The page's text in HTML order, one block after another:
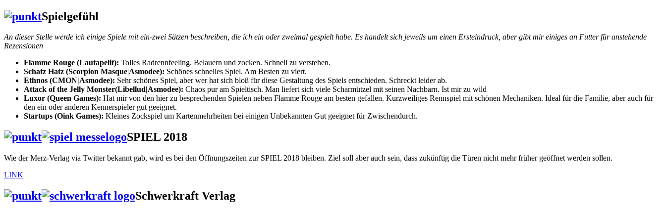
Spielgefühl
An dieser Stelle werde ich einige Spiele mit ein-zwei Sätzen beschreiben, die ich ein oder zweimal gespielt habe. Es handelt sich jeweils um einen Ersteindruck, aber gibt mir einiges an Futter für anstehende
Rezensionen
Flamme Rouge (Lautapelit): Tolles Radrennfeeling. Belauern und zocken. Schnell zu verstehen.
Schatz Hatz (Scorpion Masque|Asmodee): Schönes schnelles Spiel. Am Besten zu viert.
Ethnos (CMON|Asmodee): Sehr schönes Spiel, aber wer hat sich bloß für diese Gestaltung des Spiels entschieden. Schreckt leider ab.
Attack of the Jelly Monster(Libellud|Asmodee): Chaos pur am Spieltisch. Man liefert sich viele Scharmützel mit seinen Nachbarn. Ist mir zu wild
Luxor (Queen Games): Hat mir von den hier zu besprechenden Spielen neben Flamme Rouge am besten gefallen. Kurzweiliges Rennspiel mit schönen Mechaniken. Ideal für die Familie, aber auch für
den ein oder anderen Kennerspieler gut geeignet.
Startups (Oink Games): Kleines Zockspiel um Kartenmehrheiten bei einigen Unbekannten Gut geeignet für Zwischendurch.
SPIEL 2018
Wie der Merz-Verlag via Twitter bekannt gab, wird es bei den Öffnungszeiten zur SPIEL 2018 bleiben. Ziel soll aber auch sein, dass zukünftig die Türen nicht mehr früher geöffnet werden sollen.
LINK
Schwerkraft Verlag